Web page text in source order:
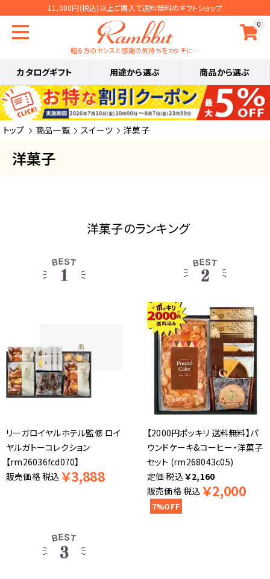
11,000円(税込)以上ご購入で送料無料のギフトショップ
0
贈る方のセンスと感謝の気持ちをカタチに…
カタログギフト 用途から選ぶ 商品から選ぶ
トップ 商品一覧 スイーツ 洋菓子
洋菓子
洋菓子のランキング
リーガロイヤルホテル監修 ロイ
ヤルガトーコレクション
【rm26036fcd070】
販売価格税込 ￥3,888
【2000円ポッキリ 送料無料】パ
ウンドケーキ&コーヒー・洋菓子
セット (rm268043c05)
税込￥2,160
販売価格税込 ￥2,000
7%OFF